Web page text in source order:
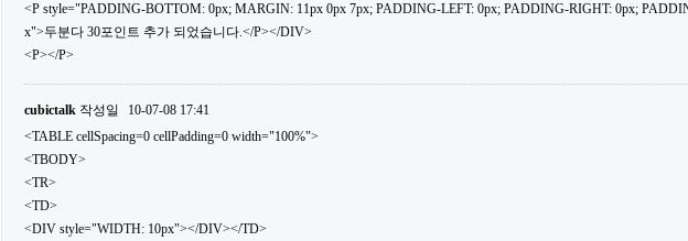
<P style="PADDING-BOTTOM: 0px; MARGIN: 11px 0px 7px; PADDING-LEFT: 0px; PADDING-RIGHT: 0px;
x">두분다 30포인트 추가 되었습니다.</P></DIV>
<P></P>
cubictalk 작성일
10-07-08 17:41
<TABLE cellSpacing=0 cellPadding=0 width="100%">
<TBODY>
<TR>
<TD>
<DIV style="WIDTH: 10px"></DIV></TD>